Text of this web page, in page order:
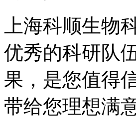
上海科顺生物
优秀的科研队
果，是您值得
带给您理想满